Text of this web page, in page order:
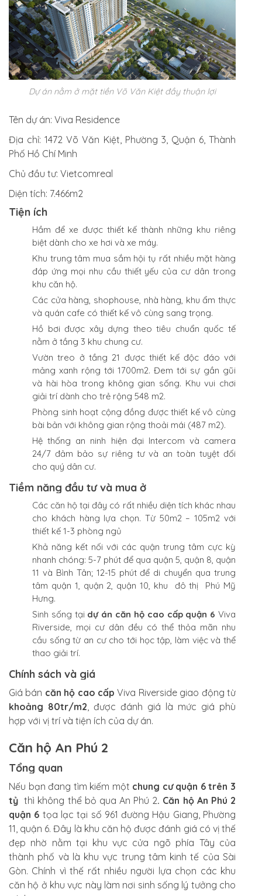
Dự án nằm ở mặt tiền Võ Văn Kiệt đầy thuận lợi
Tên dự án: Viva Residence
Địa chỉ: 1472 Võ Văn Kiệt, Phường 3, Quận 6, Thành
Phố Hồ Chí Minh
Chủ đầu tư: Vietcomreal
Diện tích: 7.466m2
Tiện ích
Hầm để xe được thiết kế thành những khu riêng
biệt dành cho xe hơi và xe máy.
Khu trung tâm mua sắm hội tụ rất nhiều mặt hàng
đáp ứng mọi nhu cầu thiết yếu của cư dân trong
khu căn hộ.
Các cửa hàng, shophouse, nhà hàng, khu ẩm thực
và quán cafe có thiết kế vô cùng sang trọng.
Hồ bơi được xây dựng theo tiêu chuẩn quốc tế
nằm ở tầng 3 khu chung cư.
Vườn treo ở tầng 21 được thiết kế độc đáo với
mảng xanh rộng tới 1700m2. Đem tới sự gần gũi
và hài hòa trong không gian sống. Khu vui chơi
giải trí dành cho trẻ rộng 548 m2.
Phòng sinh hoạt cộng đồng được thiết kế vô cùng
bài bản với không gian rộng thoải mái (487 m2).
Hệ thống an ninh hiện đại Intercom và camera
24/7 đảm bảo sự riêng tư và an toàn tuyệt đối
cho quý dân cư.
Tiềm năng đầu tư và mua ở
Các căn hộ tại đây có rất nhiều diện tích khác nhau
cho khách hàng lựa chọn. Từ 50m2 – 105m2 với
thiết kế 1-3 phòng ngủ
Khả năng kết nối với các quận trung tâm cực kỳ
nhanh chóng: 5-7 phút để qua quận 5, quận 8, quận
11 và Bình Tân; 12-15 phút để di chuyển qua trung
tâm quận 1, quận 2, quận 10, khu đô thị Phú Mỹ
Hưng.
Sinh sống tại dự án căn hộ cao cấp quận 6 Viva
Riverside, mọi cư dân đều có thể thỏa mãn nhu
cầu sống từ an cư cho tới học tập, làm việc và thể
thao giải trí.
Chính sách và giá
Giá bán căn hộ cao cấpViva Riverside giao động từ
khoảng 80tr/m2 , được đánh giá là mức giá phù
hợp với vị trí và tiện ích của dự án.
Căn hộ An Phú 2
Tổng quan
Nếu bạn đang tìm kiếm một chung cư quận 6 trên 3
tỷ thì không thể bỏ qua An Phú 2. Căn hộ An Phú 2
quận 6 tọa lạc tại số 961 đường Hậu Giang, Phường
11, quận 6. Đây là khu căn hộ được đánh giá có vị thế
đẹp nhờ nằm tại khu vực cửa ngõ phía Tây của
thành phố và là khu vực trung tâm kinh tế của Sài
Gòn. Chính vì thế rất nhiều người lựa chọn các khu
căn hộ ở khu vực này làm nơi sinh sống lý tưởng cho